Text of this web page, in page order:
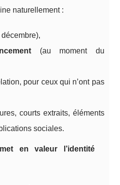
naturellement :
(au moment du
pour ceux qui n’ont pas
courts extraits, éléments
sociales.
en valeur l’identité